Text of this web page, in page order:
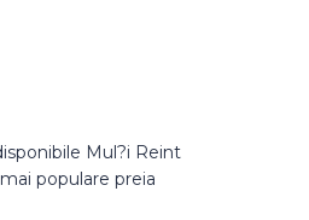
Mul?i Reint
populare preia